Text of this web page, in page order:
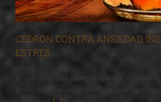
CEDRÓN CONTRA ANSIEDAD,
ESTRÉS
El cedrón es una planta magnífica, su sabor es
gusto, tiene un sabor similar al limón y sus